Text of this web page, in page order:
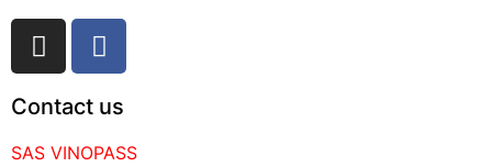
Contact us
SAS VINOPASS